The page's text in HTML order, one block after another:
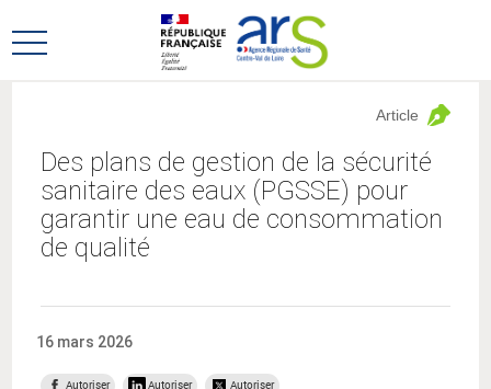
au
menu
au
contenu
Ouvrir
Des plans de gestion de la sécurité
sanitaire des eaux (PGSSE) pour
garantir une eau de consommation
de qualité
Article
16 mars 2026
Autoriser Autoriser Autoriser